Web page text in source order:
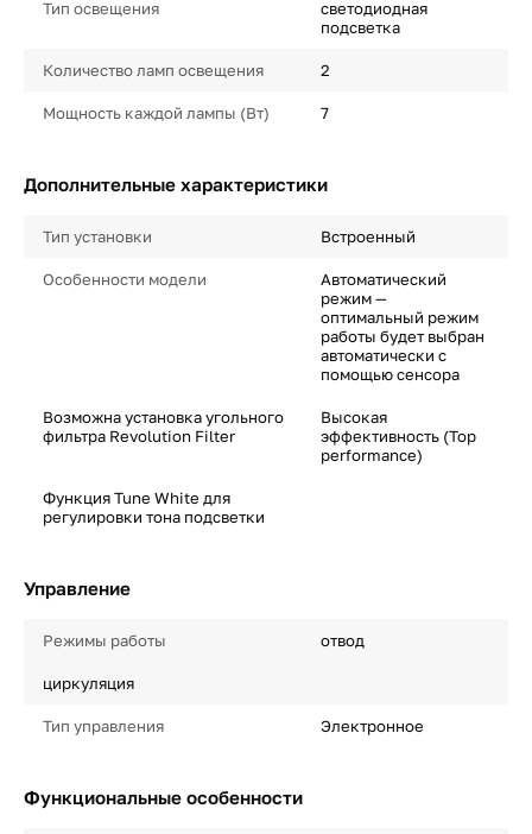
Тип освещения
светодиодная
подсветка
Количество ламп освещения 2
Мощность каждой лампы (Вт) 7
Дополнительные характеристики
Тип установки Встроенный
Особенности модели
Автоматический
режим —
оптимальный режим
работы будет выбран
автоматически с
помощью сенсора
Возможна установка угольного
фильтра Revolution Filter
Высокая
эффективность (Top
performance)
Функция Tune White для
регулировки тона подсветки
Управление
Режимы работы отвод
циркуляция
Тип управления Электронное
Функциональные особенности